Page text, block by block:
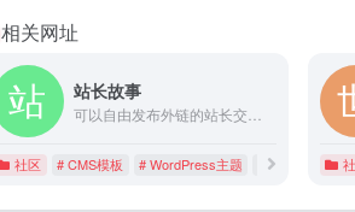
相关网址
站长故事
社区 # CMS模板 # WordPress主题 # 建站工具